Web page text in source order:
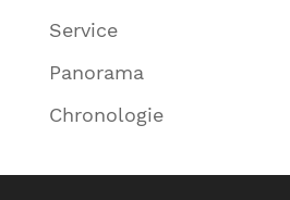
Service
Panorama
Chronologie